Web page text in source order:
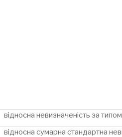
відносна невизначеність за
відносна сумарна стандартна